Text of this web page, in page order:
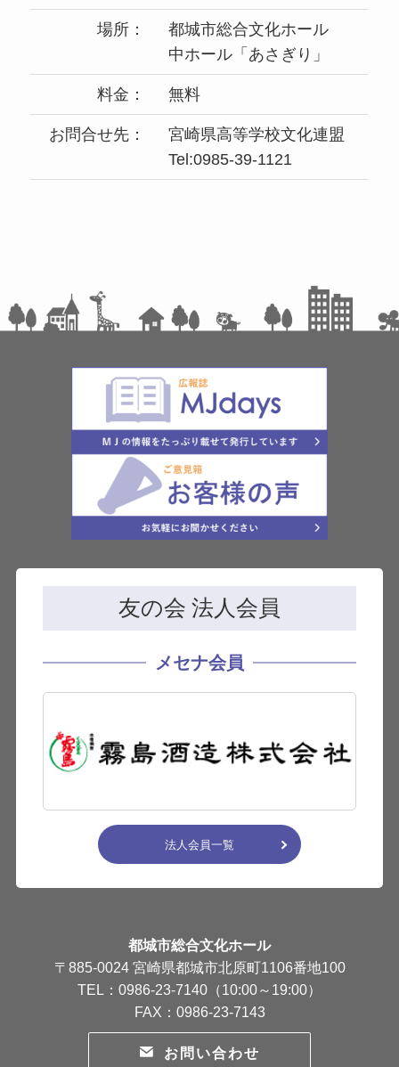
場所：
都城市総合文化ホール
中ホール「あさぎり」
料金： 無料
お問合せ先：
宮崎県高等学校文化連盟
Tel:0985-39-1121
友の会 法人会員
メセナ会員
法人会員一覧
都城市総合文化ホール
〒885-0024 宮崎県都城市北原町1106番地100
TEL：0986-23-7140（10:00～19:00）
FAX：0986-23-7143
お問い合わせ